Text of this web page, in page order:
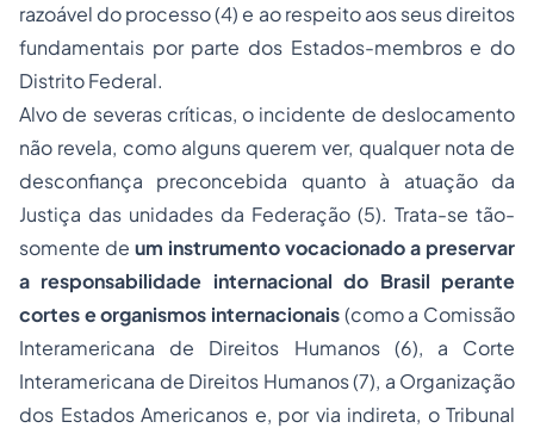
razoável do processo (4) e ao respeito aos seus direitos
fundamentais por parte dos Estados-membros e do
Distrito Federal.
Alvo de severas críticas, o incidente de deslocamento
não revela, como alguns querem ver, qualquer nota de
desconfiança preconcebida quanto à atuação da
Justiça das unidades da Federação (5). Trata-se tão-
somente de um instrumento vocacionado a preservar
a responsabilidade internacional do Brasil perante
cortes e organismos internacionais(como a Comissão
Interamericana de Direitos Humanos (6), a Corte
Interamericana de Direitos Humanos (7), a Organização
dos Estados Americanos e, por via indireta, o Tribunal